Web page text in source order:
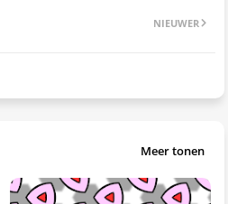
NIEUWER
Meer tonen